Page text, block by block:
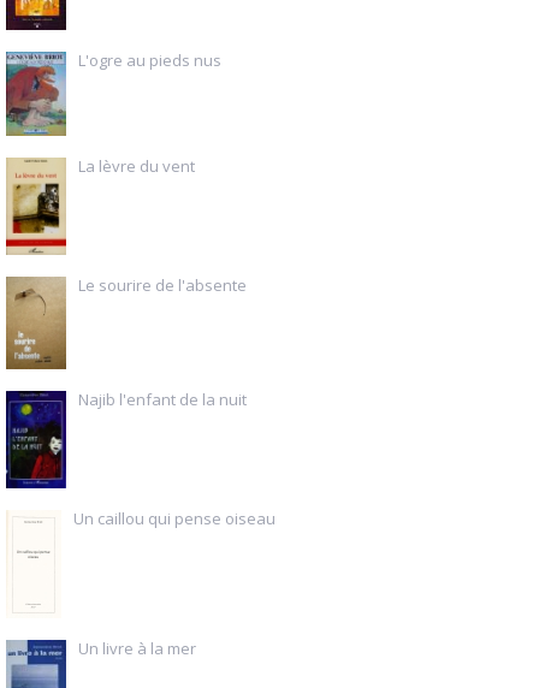
L'ogre au pieds nus
La lèvre du vent
Le sourire de l'absente
Najib l'enfant de la nuit
Un caillou qui pense oiseau
Un livre à la mer